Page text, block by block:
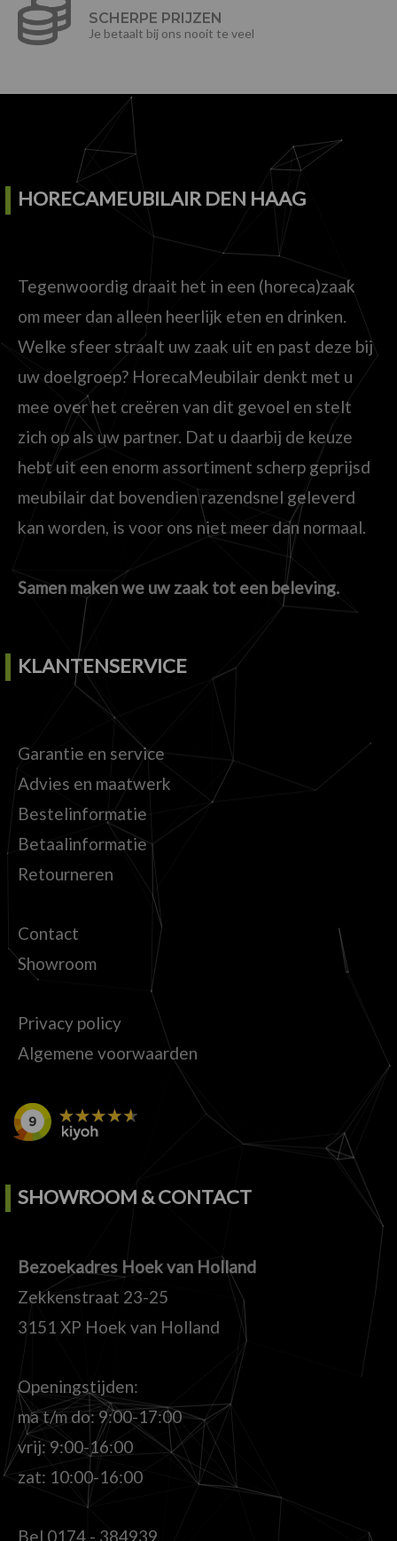
SCHERPE PRIJZEN
Je betaalt bij ons nooit te veel
HORECAMEUBILAIR DEN HAAG
Tegenwoordig draait het in een (horeca)zaak
om meer dan alleen heerlijk eten en drinken.
Welke sfeer straalt uw zaak uit en past deze bij
uw doelgroep? HorecaMeubilair denkt met u
mee over het creëren van dit gevoel en stelt
zich op als uw partner. Dat u daarbij de keuze
hebt uit een enorm assortiment scherp geprijsd
meubilair dat bovendien razendsnel geleverd
kan worden, is voor ons niet meer dan normaal.
Samen maken we uw zaak tot een beleving.
KLANTENSERVICE
Garantie en service
Advies en maatwerk
Bestelinformatie
Betaalinformatie
Retourneren
Contact
Showroom
Privacy policy
Algemene voorwaarden
SHOWROOM & CONTACT
Bezoekadres Hoek van Holland
Zekkenstraat 23-25
3151 XP Hoek van Holland
Openingstijden:
ma t/m do: 9:00-17:00
vrij: 9:00-16:00
zat: 10:00-16:00
Bel 0174 - 384939